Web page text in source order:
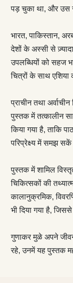
पड़ चुका था, और उस
भारत, पाकिस्तान,
देशों के अस्सी से
उपलब्धियों को सहज
चित्रों के साथ एशिया
प्राचीन तथा
पुस्तक में तत्कालीन
किया गया है, ताकि
परिप्रेक्ष्य में समझ
पुस्तक में शामिल विस्तृत
चिकित्सकों की
कालानुक्रमिक,
भी दिया गया है,
गुणाकर मुळे अपने
रहे, उनमें यह पुस्तक